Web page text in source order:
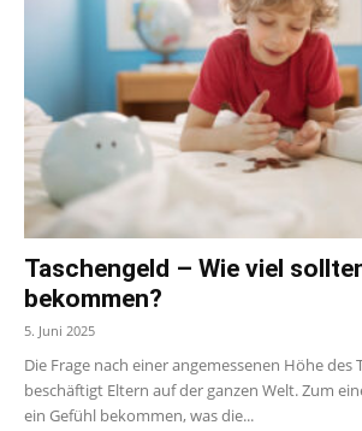
Taschengeld – Wie viel
bekommen?
5. Juni 2025
Die Frage nach einer angemessenen Höhe des
beschäftigt Eltern auf der ganzen Welt. Zum
ein Gefühl bekommen, was die...